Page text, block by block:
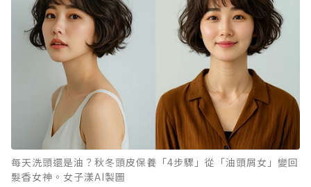
每天洗頭還是油？秋冬頭皮保養「4步驟」從「油頭屑女」變回
髮香女神。女子漾AI製圖